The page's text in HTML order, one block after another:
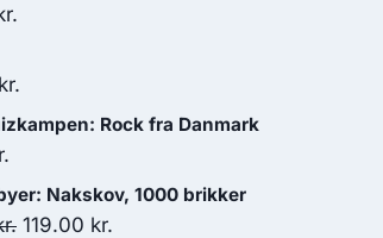
kr.
Rock fra Danmark
Nakskov, 1000 brikker
Den
119.00 kr.